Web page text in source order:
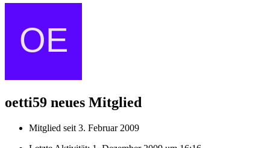
oetti59 neues Mitglied
Mitglied seit 3. Februar 2009